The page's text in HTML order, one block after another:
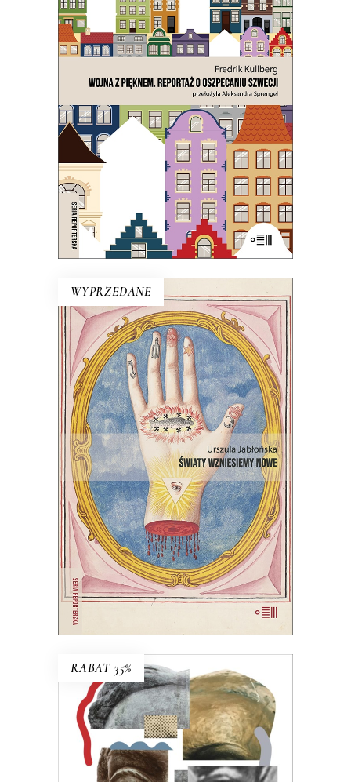
E-BOOK DO KOSZYKA
WOJNA Z PIĘKNEM. REPORTAŻ
O OSZPECANIU SZWECJI
Czy chodzi o ten osobliwy szwedzki
strach przed tym, co
nienowoczesne? Na to wygląda.
43.00zł 21.50zł
WYPRZEDANE
E-BOOK DO KOSZYKA
ŚWIATY WZNIESIEMY NOWE
Wprawdzie niektórzy mówią, że świat
taki, jaki znamy, dobiega końca, ale
jednak wciąż są ludzie, którzy chcą
wymyślać go na nowo.
44.00zł 22.00zł
RABAT 35%
KRAHELSKA. KRAHELSKIE
Halina, Wanda, Krystyna. Trzy kobiety,
jedno nazwisko. Legendarna
inspektorka pracy, zamachowczyni z